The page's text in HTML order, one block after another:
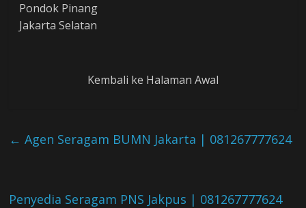
Pondok Pinang
Jakarta Selatan
Kembali ke Halaman Awal
← Agen Seragam BUMN Jakarta | 081267777624
Penyedia Seragam PNS Jakpus | 081267777624